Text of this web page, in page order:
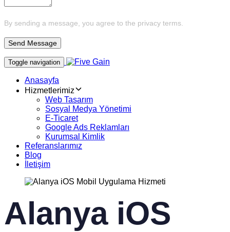
By sending a message, you agree to the privacy terms.
Toggle navigation
Anasayfa
Hizmetlerimiz
Web Tasarım
Sosyal Medya Yönetimi
E-Ticaret
Google Ads Reklamları
Kurumsal Kimlik
Referanslarımız
Blog
İletişim
Alanya iOS